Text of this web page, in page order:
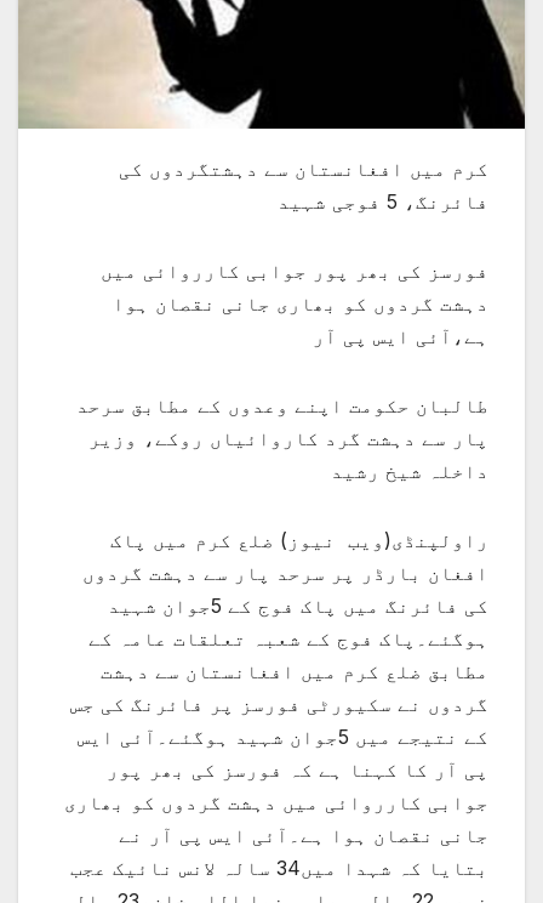
کرم میں افغانستان سے دہشتگردوں کی
فائرنگ، 5 فوجی شہید
فورسز کی بھر پور جوابی کارروائی میں
دہشت گردوں کو بھاری جانی نقصان ہوا
ہے،آئی ایس پی آر
طالبان حکومت اپنے وعدوں کے مطابق سرحد
پار سے دہشت گرد کاروائیاں روکے، وزیر
داخلہ شیخ رشید
راولپنڈی(ویب نیوز) ضلع کرم میں پاک
افغان بارڈر پر سرحد پار سے دہشت گردوں
کی فائرنگ میں پاک فوج کے 5جوان شہید
ہوگئے۔پاک فوج کے شعبہ تعلقات عامہ کے
مطابق ضلع کرم میں افغانستان سے دہشت
گردوں نے سکیورٹی فورسز پر فائرنگ کی جس
کے نتیجے میں 5جوان شہید ہوگئے۔آئی ایس
پی آر کا کہنا ہے کہ فورسز کی بھر پور
جوابی کارروائی میں دہشت گردوں کو بھاری
جانی نقصان ہوا ہے۔آئی ایس پی آر نے
بتایا کہ شہدا میں34 سالہ لانس نائیک عجب